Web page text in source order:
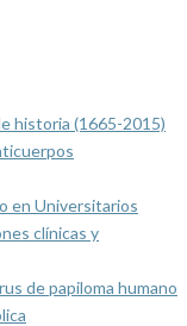
historia (1665-2015)
en Universitarios
clínicas y
de papiloma humano